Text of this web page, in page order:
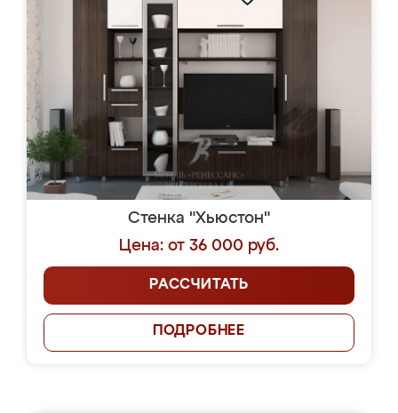
Стенка "Хьюстон"
Цена: от 36 000 руб.
РАССЧИТАТЬ
ПОДРОБНЕЕ